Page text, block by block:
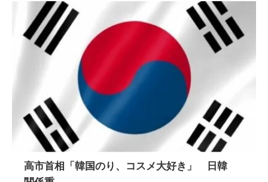
高市首相「韓国のり、コスメ大好き」 日韓